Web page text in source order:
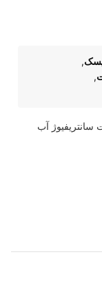
,
,
سانتریفیوژ آب